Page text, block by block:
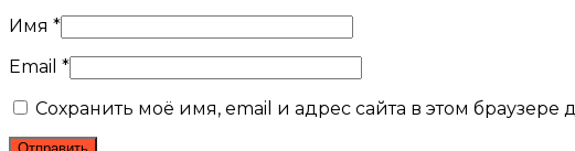
Имя *
Email *
Сохранить моё имя, email и адрес сайта в этом